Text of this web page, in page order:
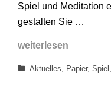
Spiel und Meditation
gestalten Sie …
weiterlesen
2019
Categories
Aktuelles Papier, Spiel